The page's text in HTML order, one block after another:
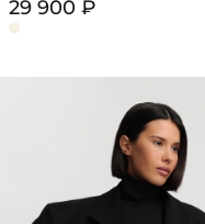
29 900 ₽